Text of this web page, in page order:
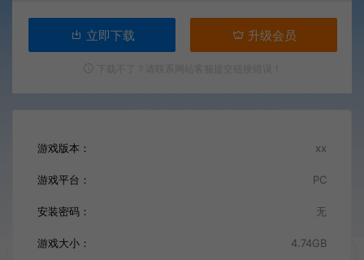
立即下载 升级会员
游戏版本： xx
游戏平台： PC
安装密码： 无
游戏大小： 4.74GB